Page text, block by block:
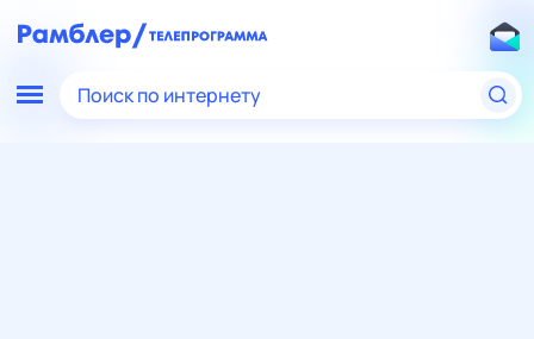
Поиск по интернету